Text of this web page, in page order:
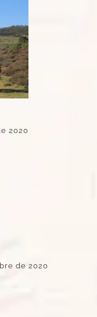
2020
de 2020